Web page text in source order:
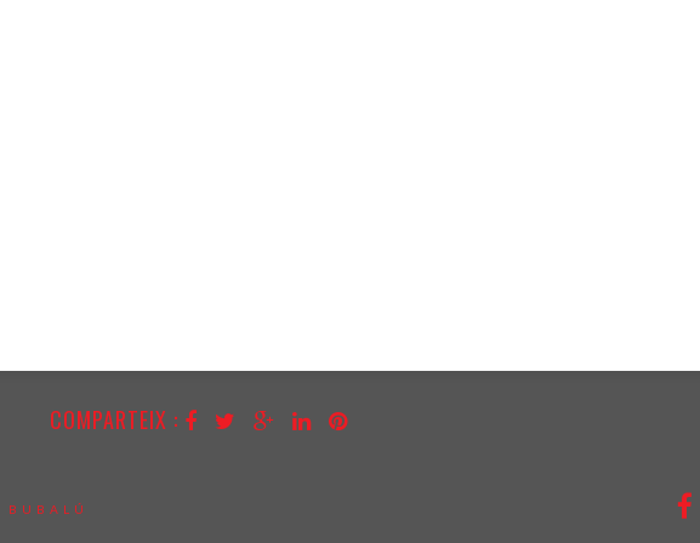
COMPARTEIX :
BUBALÚ